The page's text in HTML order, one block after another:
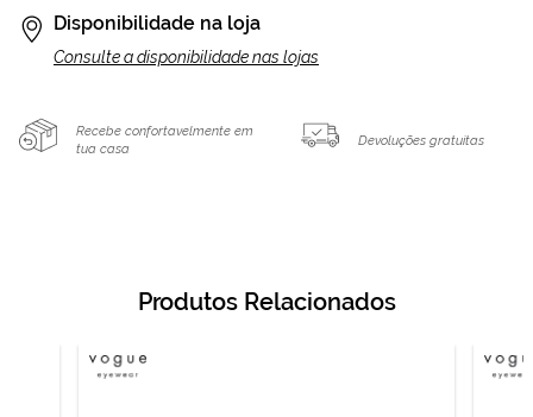
Disponibilidade na loja
Consulte a disponibilidade nas lojas
Recebe confortavelmente em
tua casa
Devoluções gratuitas
Produtos Relacionados